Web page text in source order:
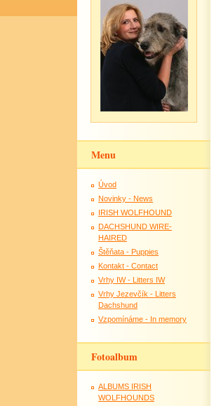
Menu
Úvod
Novinky - News
IRISH WOLFHOUND
DACHSHUND WIRE-
HAIRED
Štěňata - Puppies
Kontakt - Contact
Vrhy IW - Litters IW
Vrhy Jezevčík - Litters
Dachshund
Vzpomínáme - In memory
Fotoalbum
ALBUMS IRISH
WOLFHOUNDS